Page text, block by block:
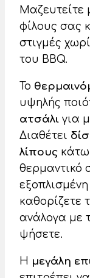
Μαζευτείτε
φίλους σας
στιγμές
του BBQ.
Το
υψηλής
ατσάλι για
Διαθέτει
λίπους
θερμαντικό
καθορίζετε
ανάλογα με
ψήσετε.
Η μεγάλη